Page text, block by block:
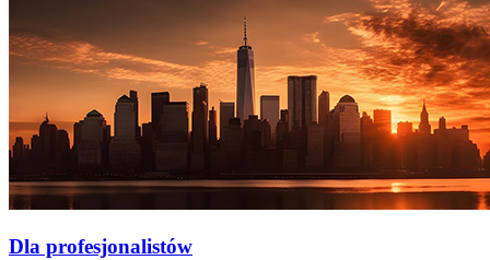
Dla profesjonalistów